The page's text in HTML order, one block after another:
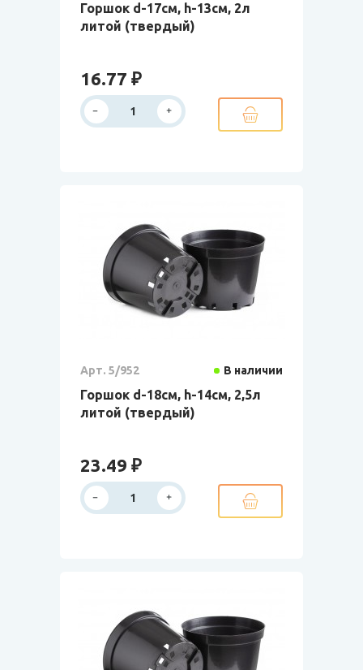
Горшок d-17см, h-13см, 2л
литой (твердый)
16.77 ₽
Арт. 5/952 В наличии
Горшок d-18см, h-14см, 2,5л
литой (твердый)
23.49 ₽